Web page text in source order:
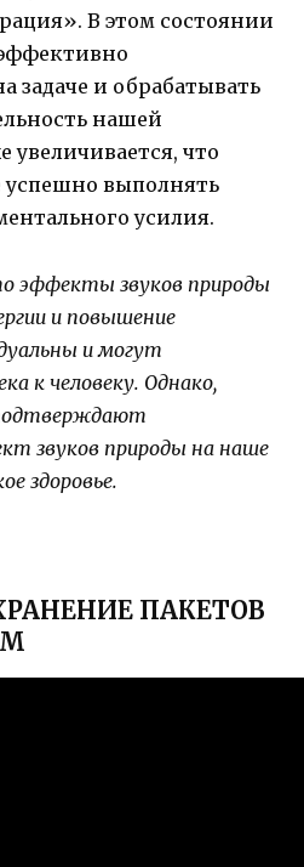
В этом состоянии
задаче и обрабатывать
нашей
что
успешно выполнять
усилия.
эффекты звуков природы
и повышение
и могут
к человеку. Однако,
звуков природы на наше
здоровье.
ПАКЕТОВ